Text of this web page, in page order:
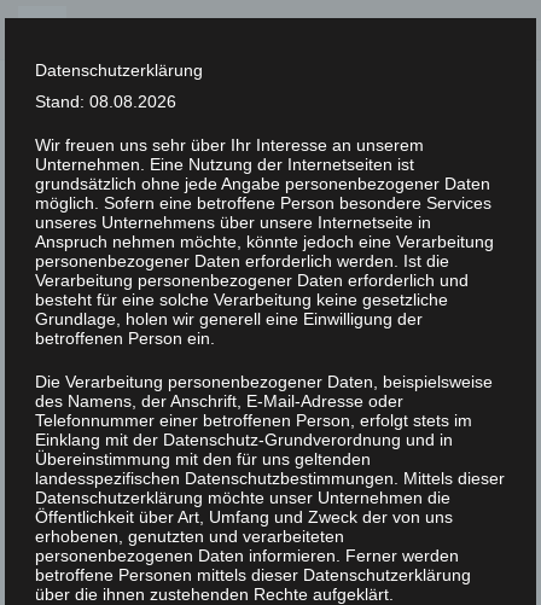
Skip
content
XLAB STIFTUNG
UNCATEGORIZED / 21. MÄRZ 2023
DSC07731
Datenschutzerklärung
Stand: 08.08.2026
Wir freuen uns sehr über Ihr Interesse an unserem
Unternehmen. Eine Nutzung der Internetseiten ist
grundsätzlich ohne jede Angabe personenbezogener Daten
möglich. Sofern eine betroffene Person besondere Services
unseres Unternehmens über unsere Internetseite in
Anspruch nehmen möchte, könnte jedoch eine Verarbeitung
personenbezogener Daten erforderlich werden. Ist die
Verarbeitung personenbezogener Daten erforderlich und
besteht für eine solche Verarbeitung keine gesetzliche
Grundlage, holen wir generell eine Einwilligung der
betroffenen Person ein.
Die Verarbeitung personenbezogener Daten, beispielsweise
des Namens, der Anschrift, E-Mail-Adresse oder
Telefonnummer einer betroffenen Person, erfolgt stets im
Einklang mit der Datenschutz-Grundverordnung und in
Übereinstimmung mit den für uns geltenden
landesspezifischen Datenschutzbestimmungen. Mittels dieser
Datenschutzerklärung möchte unser Unternehmen die
Öffentlichkeit über Art, Umfang und Zweck der von uns
erhobenen, genutzten und verarbeiteten
personenbezogenen Daten informieren. Ferner werden
betroffene Personen mittels dieser Datenschutzerklärung
über die ihnen zustehenden Rechte aufgeklärt.